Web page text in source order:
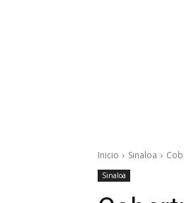
Inicio Sinaloa
Sinaloa